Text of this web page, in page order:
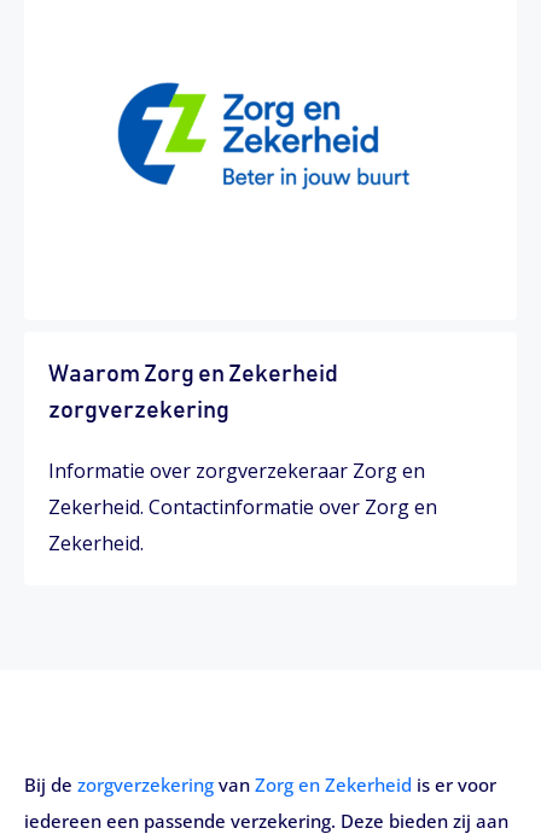
Waarom Zorg en Zekerheid
zorgverzekering
Informatie over zorgverzekeraar Zorg en
Zekerheid. Contactinformatie over Zorg en
Zekerheid.
Bij de zorgverzekering van Zorg en Zekerheid is er voor
iedereen een passende verzekering. Deze bieden zij aan